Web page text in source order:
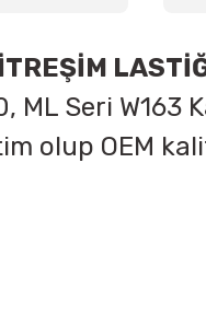
ML Seri W163
olup OEM